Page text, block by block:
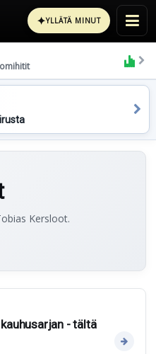
✦YLLÄTÄ MINUT
Kersloot.
- tältä